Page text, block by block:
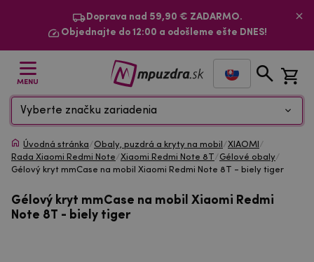
Doprava nad 59,90 € ZADARMO.
Objednajte do 12:00 a odošleme ešte DNES!
MENU
Vyberte značku zariadenia
Úvodná stránka/Obaly, puzdrá a kryty na mobil /XIAOMI /
Rada Xiaomi Redmi Note/Xiaomi Redmi Note 8T/Gélové obaly/
Gélový kryt mmCase na mobil Xiaomi Redmi Note 8T - biely tiger
Gélový kryt mmCase na mobil Xiaomi Redmi
Note 8T - biely tiger